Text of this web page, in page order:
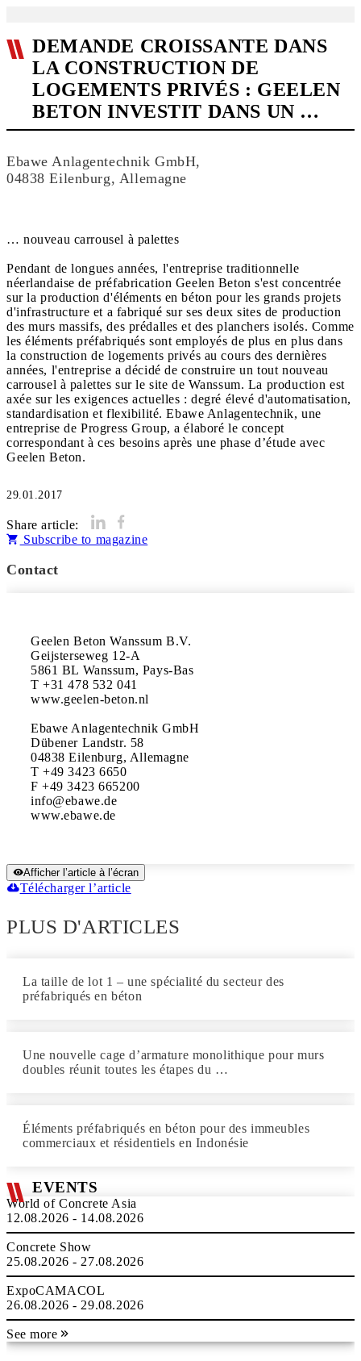
DEMANDE CROISSANTE DANS
LA CONSTRUCTION DE
LOGEMENTS PRIVÉS : GEELEN
BETON INVESTIT DANS UN …
Ebawe Anlagentechnik GmbH,
04838 Eilenburg, Allemagne
… nouveau carrousel à palettes
Pendant de longues années, l'entreprise traditionnelle
néerlandaise de préfabrication Geelen Beton s'est concentrée
sur la production d'éléments en béton pour les grands projets
d'infrastructure et a fabriqué sur ses deux sites de production
des murs massifs, des prédalles et des planchers isolés. Comme
les éléments préfabriqués sont employés de plus en plus dans
la construction de logements privés au cours des dernières
années, l'entreprise a décidé de construire un tout nouveau
carrousel à palettes sur le site de Wanssum. La production est
axée sur les exigences actuelles : degré élevé d'automatisation,
standardisation et flexibilité. Ebawe Anlagentechnik, une
entreprise de Progress Group, a élaboré le concept
correspondant à ces besoins après une phase d’étude avec
29.01.2017
Share article:
Subscribe to magazine
Contact
Geelen Beton Wanssum B.V.
Geijsterseweg 12-A
5861 BL Wanssum, Pays-Bas
T +31 478 532 041
www.geelen-beton.nl
Ebawe Anlagentechnik GmbH
Dübener Landstr. 58
04838 Eilenburg, Allemagne
T +49 3423 6650
F +49 3423 665200
info@ebawe.de
www.ebawe.de
Afficher l’article à l’écran
Télécharger l’article
PLUS D'ARTICLES
La taille de lot 1 – une spécialité du secteur des
préfabriqués en béton
Une nouvelle cage d’armature monolithique pour murs
doubles réunit toutes les étapes du …
Éléments préfabriqués en béton pour des immeubles
commerciaux et résidentiels en Indonésie
EVENTS
World of Concrete Asia
12.08.2026 - 14.08.2026
Concrete Show
25.08.2026 - 27.08.2026
ExpoCAMACOL
26.08.2026 - 29.08.2026
See more